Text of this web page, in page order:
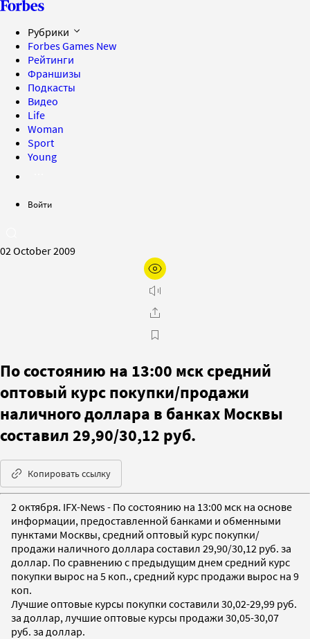
Рубрики
Forbes Games New
Рейтинги
Франшизы
Подкасты
Видео
Life
Woman
Sport
Young
Войти
02 October 2009
По состоянию на 13:00 мск средний
оптовый курс покупки/продажи
наличного доллара в банках Москвы
составил 29,90/30,12 руб.
Копировать ссылку
2 октября. IFX-News - По состоянию на 13:00 мск на основе
информации, предоставленной банками и обменными
пунктами Москвы, средний оптовый курс покупки/
продажи наличного доллара составил 29,90/30,12 руб. за
доллар. По сравнению с предыдущим днем средний курс
покупки вырос на 5 коп., средний курс продажи вырос на 9
коп.
Лучшие оптовые курсы покупки составили 30,02-29,99 руб.
за доллар, лучшие оптовые курсы продажи 30,05-30,07
руб. за доллар.